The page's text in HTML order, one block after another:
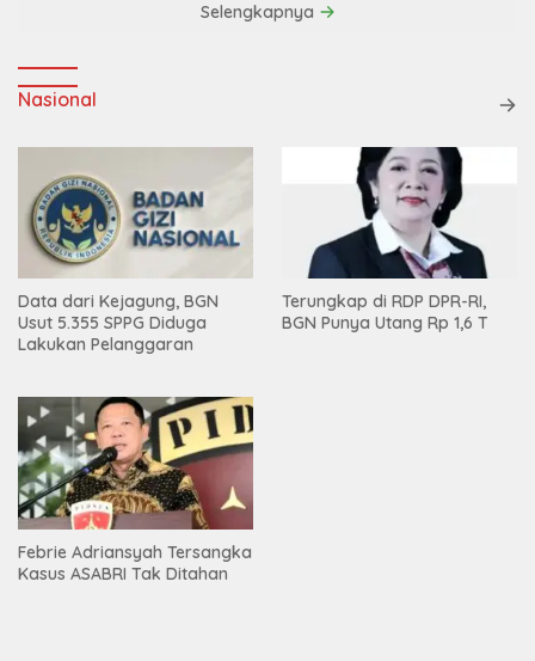
Selengkapnya
Nasional
Data dari Kejagung, BGN
Usut 5.355 SPPG Diduga
Lakukan Pelanggaran
Terungkap di RDP DPR-RI,
BGN Punya Utang Rp 1,6 T
Febrie Adriansyah Tersangka
Kasus ASABRI Tak Ditahan